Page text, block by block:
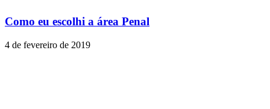
Como eu escolhi a área Penal
4 de fevereiro de 2019